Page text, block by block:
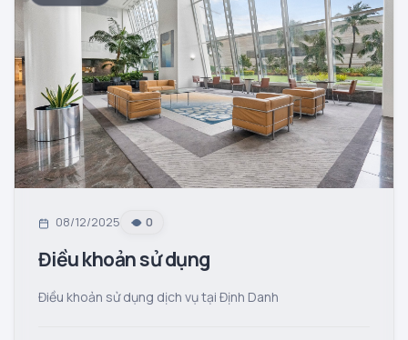
08/12/2025 0
Điều khoản sử dụng
Điều khoản sử dụng dịch vụ tại Định Danh